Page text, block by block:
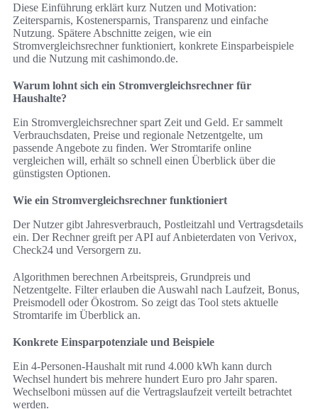
Diese Einführung erklärt kurz Nutzen und Motivation:
Zeitersparnis, Kostenersparnis, Transparenz und einfache
Nutzung. Spätere Abschnitte zeigen, wie ein
Stromvergleichsrechner funktioniert, konkrete Einsparbeispiele
und die Nutzung mit cashimondo.de.
Warum lohnt sich ein Stromvergleichsrechner für
Haushalte?
Ein Stromvergleichsrechner spart Zeit und Geld. Er sammelt
Verbrauchsdaten, Preise und regionale Netzentgelte, um
passende Angebote zu finden. Wer Stromtarife online
vergleichen will, erhält so schnell einen Überblick über die
günstigsten Optionen.
Wie ein Stromvergleichsrechner funktioniert
Der Nutzer gibt Jahresverbrauch, Postleitzahl und Vertragsdetails
ein. Der Rechner greift per API auf Anbieterdaten von Verivox,
Check24 und Versorgern zu.
Algorithmen berechnen Arbeitspreis, Grundpreis und
Netzentgelte. Filter erlauben die Auswahl nach Laufzeit, Bonus,
Preismodell oder Ökostrom. So zeigt das Tool stets aktuelle
Stromtarife im Überblick an.
Konkrete Einsparpotenziale und Beispiele
Ein 4‑Personen‑Haushalt mit rund 4.000 kWh kann durch
Wechsel hundert bis mehrere hundert Euro pro Jahr sparen.
Wechselboni müssen auf die Vertragslaufzeit verteilt betrachtet
werden.